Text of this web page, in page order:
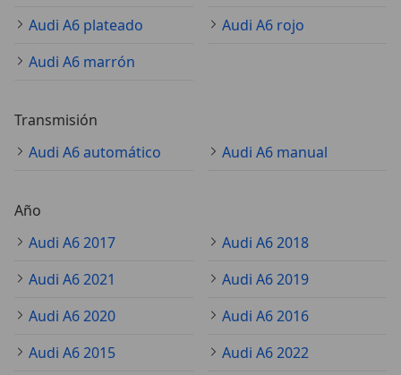
Audi A6 plateado
Audi A6 rojo
Audi A6 marrón
Transmisión
Audi A6 automático
Audi A6 manual
Año
Audi A6 2017
Audi A6 2018
Audi A6 2021
Audi A6 2019
Audi A6 2020
Audi A6 2016
Audi A6 2015
Audi A6 2022